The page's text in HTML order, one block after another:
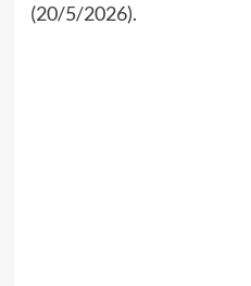
(20/5/2026).